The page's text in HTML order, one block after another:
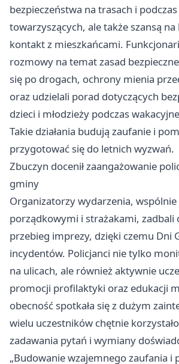
bezpieczeństwa na trasach i
towarzyszących, ale także szansą
kontakt z mieszkańcami.
rozmowy na temat zasad
się po drogach, ochrony mienia
oraz udzielali porad dotyczących
dzieci i młodzieży podczas
Takie działania budują zaufanie i
przygotować się do letnich wyzwań.
Zbuczyn docenił zaangażowanie
gminy
Organizatorzy wydarzenia, wspólnie
porządkowymi i strażakami, zadbali
przebieg imprezy, dzięki czemu Dni
incydentów. Policjanci nie tylko
na ulicach, ale również aktywnie
promocji profilaktyki oraz edukacji
obecność spotkała się z dużym
wielu uczestników chętnie
zadawania pytań i wymiany
„Budowanie wzajemnego zaufania i